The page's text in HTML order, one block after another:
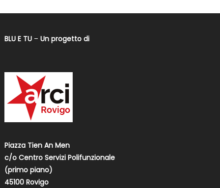
BLU E TU– Un progetto di
Piazza Tien An Men
c/o Centro Servizi Polifunzionale
(primo piano)
45100 Rovigo